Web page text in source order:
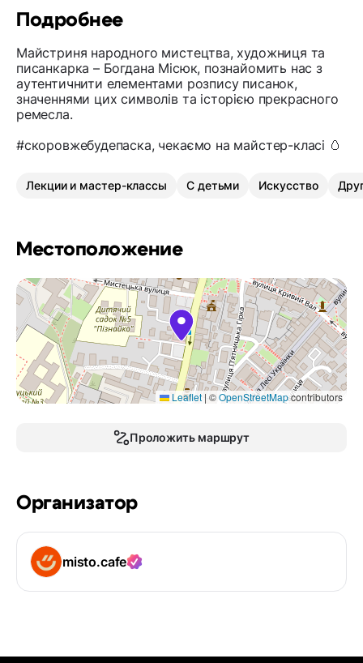
Подробнее
Майстриня народного мистецтва, художниця та
писанкарка – Богдана Місюк, познайомить нас з
аутентичнити елементами розпису писанок,
значеннями цих символів та історією прекрасного
ремесла.
#скоровжебудепаска, чекаємо на майстер-класі 🥚
Лекции и мастер-классы С детьми Искусство
Местоположение
Leaflet | ©OpenStreetMapcontributors
Проложить маршрут
Организатор
misto.cafe